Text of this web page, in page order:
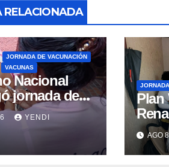
RELACIONADA
JORNADA DE VACUNACIÓN
VACUNAS
Nacional
jornada de
en La
garantizar
YENDI
Plan
AGO